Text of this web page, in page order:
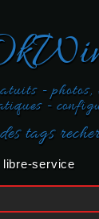
- photos,
-
tags
libre-service